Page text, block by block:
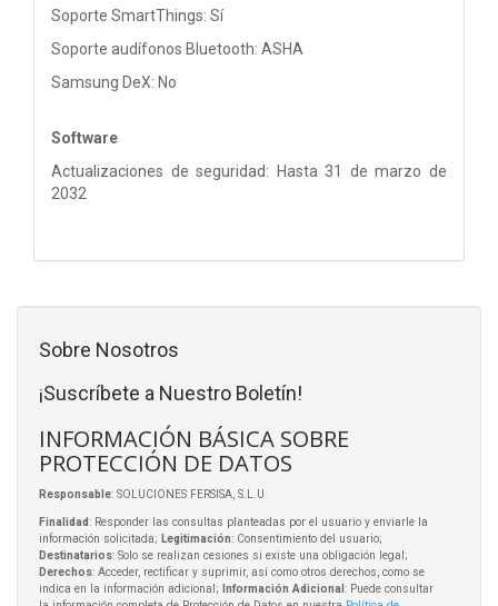
Soporte SmartThings: Sí
Soporte audífonos Bluetooth: ASHA
Samsung DeX: No
Software
Actualizaciones de seguridad: Hasta 31 de marzo de
2032
Sobre Nosotros
¡Suscríbete a Nuestro Boletín!
INFORMACIÓN BÁSICA SOBRE
PROTECCIÓN DE DATOS
Responsable: SOLUCIONES FERSISA, S.L.U
Finalidad: Responder las consultas planteadas por el usuario y enviarle la
información solicitada; Legitimación: Consentimiento del usuario;
Destinatarios: Solo se realizan cesiones si existe una obligación legal;
Derechos: Acceder, rectificar y suprimir, así como otros derechos, como se
indica en la información adicional;
Información Adicional : Puede consultar